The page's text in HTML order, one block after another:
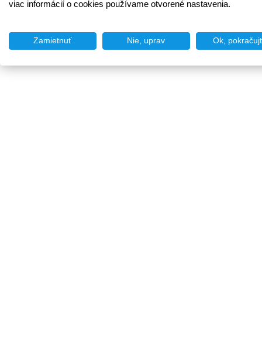
viac informácií o cookies používame otvorené nastavenia.
Zamietnuť Nie, uprav Ok,